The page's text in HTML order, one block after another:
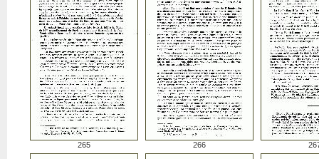
265 266